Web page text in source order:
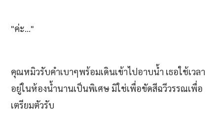
"ค่ะ..."
คุณหมิวรับคำเบาๆพร้อมเดินเข้าไปอาบน้ำ เธอใช้เวลา
อยู่ในห้องน้ำนานเป็นพิเศษ มิใช่เพื่อขัดสีฉวีวรรณเพื่อ
เตรียมตัวรับ